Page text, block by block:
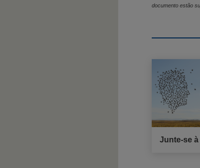
documento estão
Junte-se